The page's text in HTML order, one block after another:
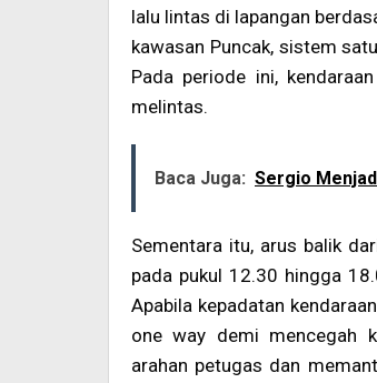
lalu lintas di lapangan
kawasan Puncak, sistem
Pada periode ini,
melintas.
Baca Juga: Sergio
Sementara itu, arus balik
pada pukul 12.30 hingga
Apabila kepadatan
one way demi mencegah
arahan petugas dan